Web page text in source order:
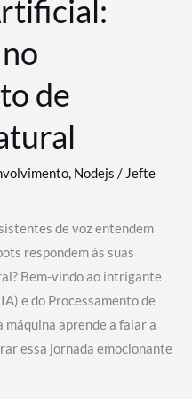
de
, Nodejs / Jefte
de voz entendem
respondem às suas
Bem-vindo ao intrigante
e do Processamento de
máquina aprende a falar a
essa jornada emocionante